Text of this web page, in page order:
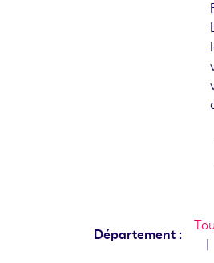
Département :